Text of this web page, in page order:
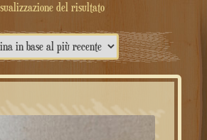
del risultato